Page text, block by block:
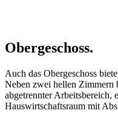
Obergeschoss.
Auch das Obergeschoss
Neben zwei hellen Zimmern
abgetrennter Arbeitsbereich,
Hauswirtschaftsraum mit